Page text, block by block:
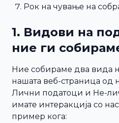
Рок на чување на
1. Видови на
ние ги
Ние собираме два вида
нашата веб-страница
Лични податоци и Не-
имате интеракција со
пример кога: